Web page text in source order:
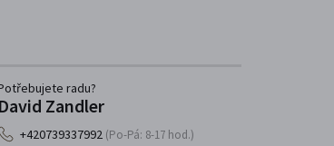
radu?
David Zandler
+420739337992 (Po-Pá: 8-17 hod.)